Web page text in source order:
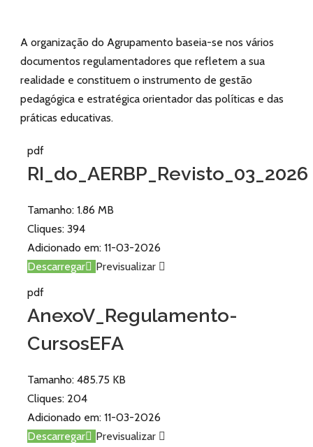
A organização do Agrupamento baseia-se nos vários
documentos regulamentadores que refletem a sua
realidade e constituem o instrumento de gestão
pedagógica e estratégica orientador das políticas e das
práticas educativas.
pdf
RI_do_AERBP_Revisto_03_2026
Tamanho: 1.86 MB
Cliques: 394
Adicionado em: 11-03-2026
Descarregar
Previsualizar
pdf
AnexoV_Regulamento-
CursosEFA
Tamanho: 485.75 KB
Cliques: 204
Adicionado em: 11-03-2026
Descarregar
Previsualizar